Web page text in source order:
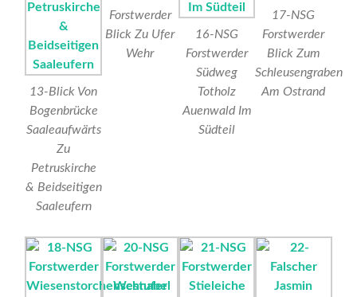
13-Blick Von
Bogenbrücke
Saaleaufwärts
Zu
Petruskirche
& Beidseitigen
Saaleufern
Forstwerder
Blick Zu Ufer
Wehr
16-NSG
Forstwerder
Südweg
Totholz
Auenwald Im
Südteil
17-NSG
Forstwerder
Blick Zum
Schleusengraben
Am Ostrand